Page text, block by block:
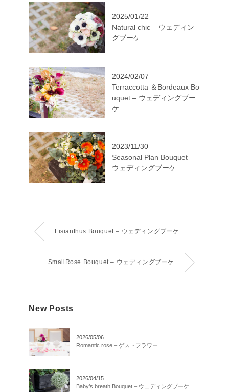
2025/01/22
Natural chic – ウェディン
グブーケ
2024/02/07
Terraccotta ＆Bordeaux Bo
uquet – ウェディングブー
ケ
2023/11/30
Seasonal Plan Bouquet –
ウェディングブーケ
Lisianthus Bouquet – ウェディングブーケ
SmallRose Bouquet – ウェディングブーケ
New Posts
2026/05/06
Romantic rose – ゲストフラワー
2026/04/15
Baby’s breath Bouquet – ウェディングブーケ